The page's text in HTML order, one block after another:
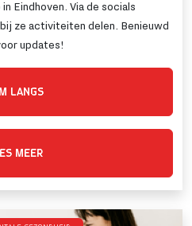
Eindhoven. Via de socials
ze activiteiten delen. Benieuwd
updates!
LANGS
MEER